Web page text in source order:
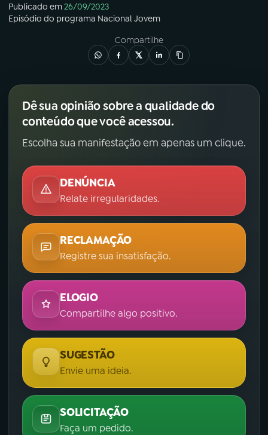
Publicado em26/09/2023
Episódio do programa Nacional Jovem
Compartilhe
Dê sua opinião sobre a qualidade do
conteúdo que você acessou.
Escolha sua manifestação em apenas um clique.
DENÚNCIA
Relate irregularidades.
RECLAMAÇÃO
Registre sua insatisfação.
ELOGIO
Compartilhe algo positivo.
SUGESTÃO
Envie uma ideia.
SOLICITAÇÃO
Faça um pedido.